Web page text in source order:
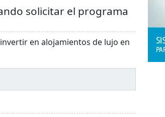
solicitar el programa
en alojamientos de lujo en